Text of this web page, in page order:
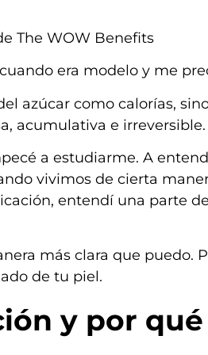
The WOW Benefits
era modelo y me
azúcar como calorías,
acumulativa e irreversible.
a estudiarme. A
vivimos de cierta
entendí una parte
más clara que puedo.
de tu piel.
y por